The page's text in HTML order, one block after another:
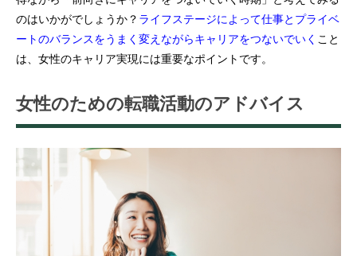
のはいかがでしょうか？ ライフステージによって仕事とプライベ
ートのバランスをうまく変えながらキャリアをつないでいく こと
は、女性のキャリア実現には重要なポイントです。
女性のための転職活動のアドバイス